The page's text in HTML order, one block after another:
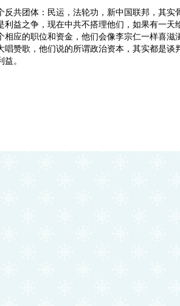
反共团体：民运，法轮功，新中国联邦，其实
利益之争，现在中共不搭理他们，如果有一天
相应的职位和资金，他们会像李宗仁一样喜滋
唱赞歌，他们说的所谓政治资本，其实都是谈
益。